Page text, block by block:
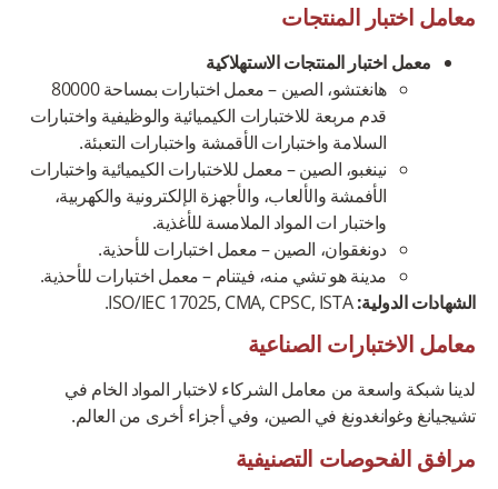
معامل اختبار المنتجات
معمل اختبار المنتجات الاستهلاكية
هانغتشو، الصين – معمل اختبارات بمساحة 80000
قدم مربعة للاختبارات الكيميائية والوظيفية واختبارات
السلامة واختبارات الأقمشة واختبارات التعبئة.
نينغبو، الصين – معمل للاختبارات الكيميائية واختبارات
الأفمشة والألعاب، والأجهزة الإلكترونية والكهربية،
واختبار ات المواد الملامسة للأغذية.
دونغقوان، الصين – معمل اختبارات للأحذية.
مدينة هو تشي منه، فيتنام – معمل اختبارات للأحذية.
الشهادات الدولية:ISO/IEC 17025, CMA, CPSC, ISTA.
معامل الاختبارات الصناعية
لدينا شبكة واسعة من معامل الشركاء لاختبار المواد الخام في
تشيجيانغ وغوانغدونغ في الصين، وفي أجزاء أخرى من العالم.
مرافق الفحوصات التصنيفية